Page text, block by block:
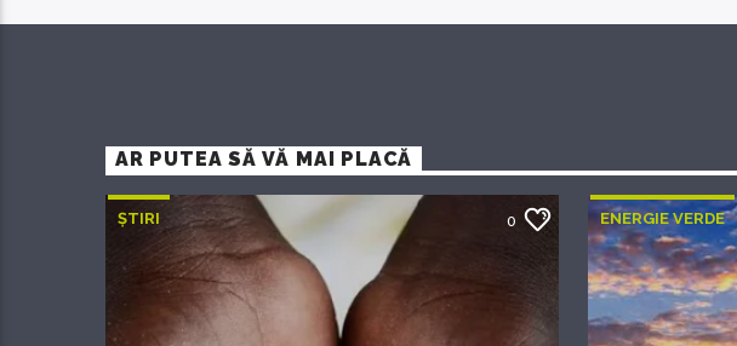
AR PUTEA SĂ VĂ MAI PLACĂ
ȘTIRI 0 ENERGIE VERDE